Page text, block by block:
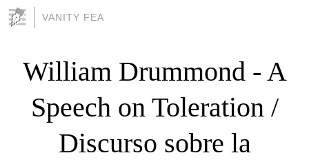
VANITY FEA
William Drummond - A
Speech on Toleration /
Discurso sobre la